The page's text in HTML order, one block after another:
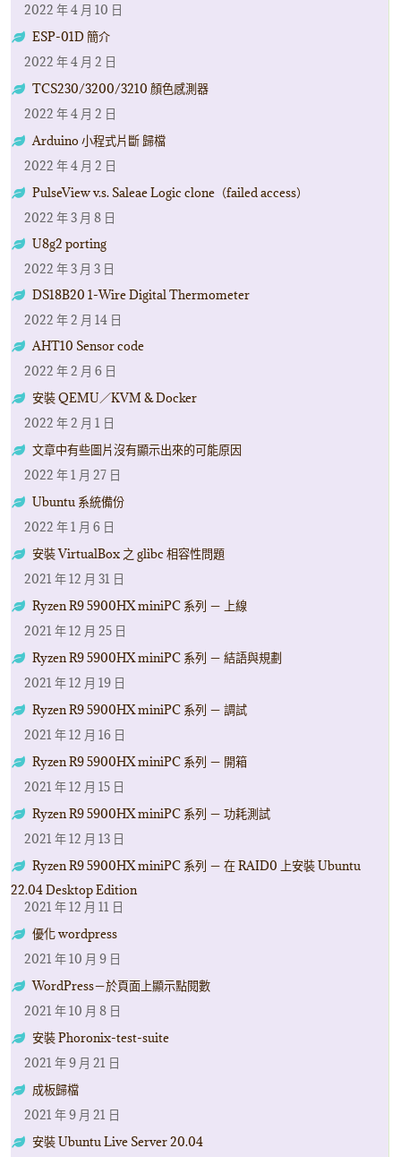
2022 年 4 月 10 日
ESP-01D 簡介
2022 年 4 月 2 日
TCS230/3200/3210 顏色感測器
2022 年 4 月 2 日
Arduino 小程式片斷 歸檔
2022 年 4 月 2 日
PulseView v.s. Saleae Logic clone（failed access）
2022 年 3 月 8 日
U8g2 porting
2022 年 3 月 3 日
DS18B20 1-Wire Digital Thermometer
2022 年 2 月 14 日
AHT10 Sensor code
2022 年 2 月 6 日
安裝 QEMU／KVM & Docker
2022 年 2 月 1 日
文章中有些圖片沒有顯示出來的可能原因
2022 年 1 月 27 日
Ubuntu 系統備份
2022 年 1 月 6 日
安裝 VirtualBox 之 glibc 相容性問題
2021 年 12 月 31 日
Ryzen R9 5900HX miniPC 系列 － 上線
2021 年 12 月 25 日
Ryzen R9 5900HX miniPC 系列 － 結語與規劃
2021 年 12 月 19 日
Ryzen R9 5900HX miniPC 系列 － 調試
2021 年 12 月 16 日
Ryzen R9 5900HX miniPC 系列 － 開箱
2021 年 12 月 15 日
Ryzen R9 5900HX miniPC 系列 － 功耗測試
2021 年 12 月 13 日
Ryzen R9 5900HX miniPC 系列 － 在 RAID0 上安裝 Ubuntu
22.04 Desktop Edition
2021 年 12 月 11 日
優化 wordpress
2021 年 10 月 9 日
WordPress－於頁面上顯示點閱數
2021 年 10 月 8 日
安裝 Phoronix-test-suite
2021 年 9 月 21 日
成板歸檔
2021 年 9 月 21 日
安裝 Ubuntu Live Server 20.04